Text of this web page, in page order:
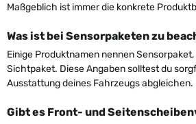
Maßgeblich ist immer die konkrete
Was ist bei Sensorpaketen zu
Einige Produktnamen nennen
Sichtpaket. Diese Angaben solltest du
Ausstattung deines Fahrzeugs abgleichen.
Gibt es Front- und